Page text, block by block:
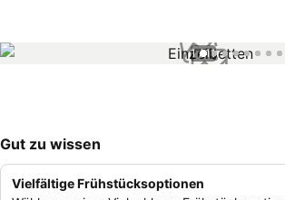
1 / 11
Gut zu wissen
Vielfältige Frühstücksoptionen